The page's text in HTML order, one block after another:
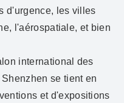
d'urgence, les villes
l'aérospatiale, et bien
international des
se tient en
et d'expositions